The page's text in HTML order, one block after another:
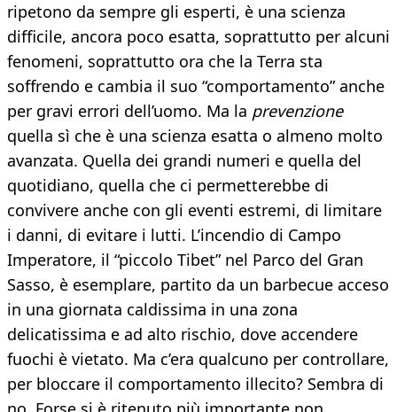
ripetono da sempre gli esperti, è una scienza
difficile, ancora poco esatta, soprattutto per alcuni
fenomeni, soprattutto ora che la Terra sta
soffrendo e cambia il suo “comportamento” anche
per gravi errori dell’uomo. Ma la prevenzione
quella sì che è una scienza esatta o almeno molto
avanzata. Quella dei grandi numeri e quella del
quotidiano, quella che ci permetterebbe di
convivere anche con gli eventi estremi, di limitare
i danni, di evitare i lutti. L’incendio di Campo
Imperatore, il “piccolo Tibet” nel Parco del Gran
Sasso, è esemplare, partito da un barbecue acceso
in una giornata caldissima in una zona
delicatissima e ad alto rischio, dove accendere
fuochi è vietato. Ma c’era qualcuno per controllare,
per bloccare il comportamento illecito? Sembra di